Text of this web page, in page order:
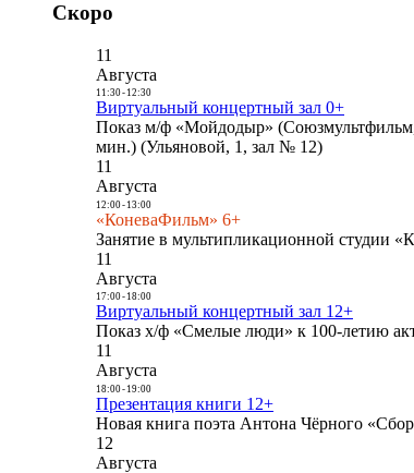
Скоро
11
Августа
11:30- 12:30
Виртуальный концертный зал 0+
Показ м/ф «Мойдодыр»
мин.) (Ульяновой, 1, зал № 12)
11
Августа
12:00- 13:00
«КоневаФильм» 6+
Занятие в мультипликационной студии
11
Августа
17:00- 18:00
Виртуальный концертный зал 12+
Показ х/ф «Смелые люди» к 100-летию
11
Августа
18:00- 19:00
Презентация книги 12+
Новая книга поэта Антона Чёрного
12
Августа